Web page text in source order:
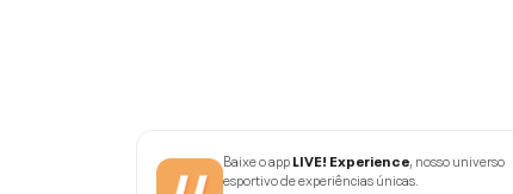
Baixe o appLIVE! Experience, nosso universo
esportivo de experiências únicas.